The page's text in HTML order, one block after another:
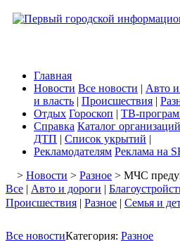
Главная
Новости Все новости | Авто
и власть | Происшествия |
Отдых Гороскоп | ТВ-
Справка Каталог организаций
ДТП | Список укрытий |
Рекламодателям Реклама на
> Новости > Разное > МЧС
Все | Авто и дороги |
Происшествия | Разное | Семья и
Все новостиКатегория: Разное